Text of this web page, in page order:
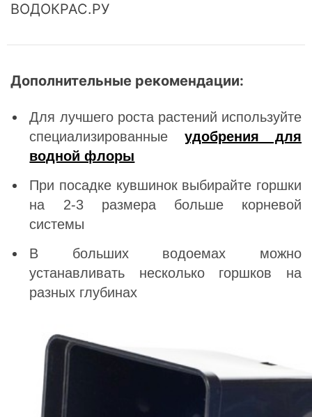
ВОДОКРАС.РУ
Дополнительные рекомендации:
Для лучшего роста растений используйте
специализированные удобрения для
водной флоры
При посадке кувшинок выбирайте горшки
на 2-3 размера больше корневой
системы
В больших водоемах можно
устанавливать несколько горшков на
разных глубинах